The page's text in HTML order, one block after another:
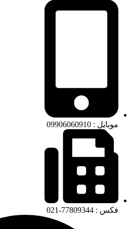
موبایل : 09906060910
فکس : 77809344-021